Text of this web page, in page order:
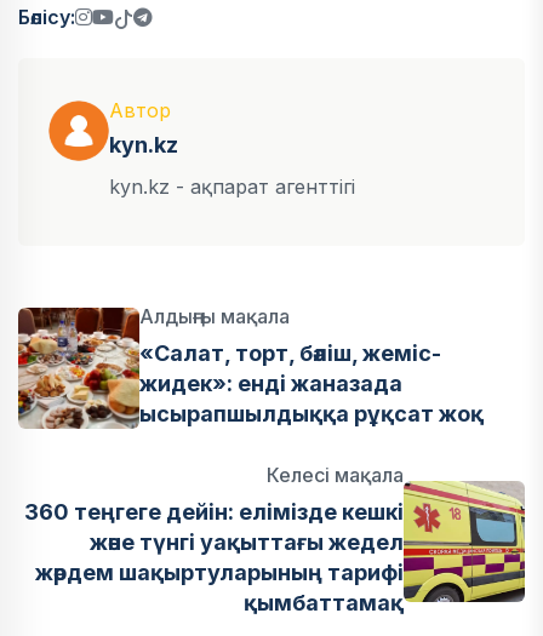
Бөлісу:
Автор
kyn.kz
kyn.kz - ақпарат агенттігі
Алдыңғы мақала
«Салат, торт, бәліш, жеміс-
жидек»: енді жаназада
ысырапшылдыққа рұқсат жоқ
Келесі мақала
360 теңгеге дейін: елімізде кешкі
және түнгі уақыттағы жедел
жәрдем шақыртуларының тарифі
қымбаттамақ